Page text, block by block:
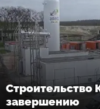
Строительство
завершению